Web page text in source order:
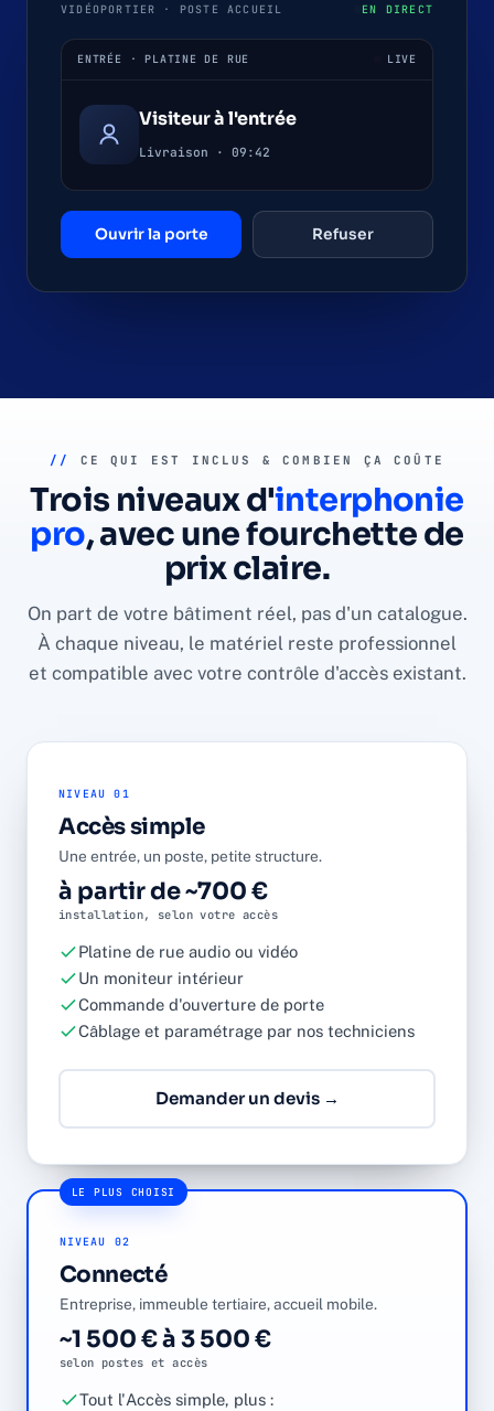
VIDÉOPORTIER · POSTE ACCUEIL EN DIRECT
ENTRÉE · PLATINE DE RUE LIVE
Visiteur à l'entrée
Livraison · 09:42
Ouvrir la porte Refuser
// CE QUI EST INCLUS & COMBIEN ÇA COÛTE
Trois niveaux d'interphonie
pro, avec une fourchette de
prix claire.
On part de votre bâtiment réel, pas d'un catalogue.
À chaque niveau, le matériel reste professionnel
et compatible avec votre contrôle d'accès existant.
NIVEAU 01
Accès simple
Une entrée, un poste, petite structure.
à partir de ~700 €
installation, selon votre accès
Platine de rue audio ou vidéo
Un moniteur intérieur
Commande d'ouverture de porte
Câblage et paramétrage par nos techniciens
Demander un devis →
LE PLUS CHOISI
NIVEAU 02
Connecté
Entreprise, immeuble tertiaire, accueil mobile.
~1 500 € à 3 500 €
selon postes et accès
Tout l'Accès simple, plus :